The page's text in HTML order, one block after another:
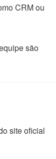
CRM ou
são
site oficial